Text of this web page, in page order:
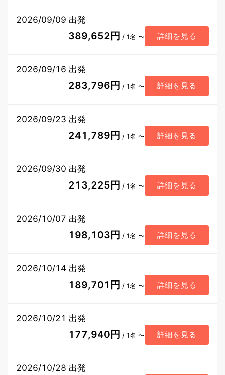
2026/09/09 出発
389,652円 / 1名 〜 詳細を見る
2026/09/16 出発
283,796円 / 1名 〜 詳細を見る
2026/09/23 出発
241,789円 / 1名 〜 詳細を見る
2026/09/30 出発
213,225円 / 1名 〜 詳細を見る
2026/10/07 出発
198,103円 / 1名 〜 詳細を見る
2026/10/14 出発
189,701円 / 1名 〜 詳細を見る
2026/10/21 出発
177,940円 / 1名 〜 詳細を見る
2026/10/28 出発